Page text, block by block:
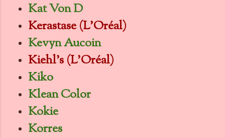
Kat Von D
Kerastase (L'Oréal)
Kevyn Aucoin
Kiehl's (L'Oréal)
Kiko
Klean Color
Kokie
Korres